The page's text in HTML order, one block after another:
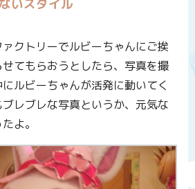
いスタイル
クトリーでルビーちゃんにご挨
てもらおうとしたら、写真を撮
ルビーちゃんが活発に動いてく
レブレな写真というか、元気な
よ。